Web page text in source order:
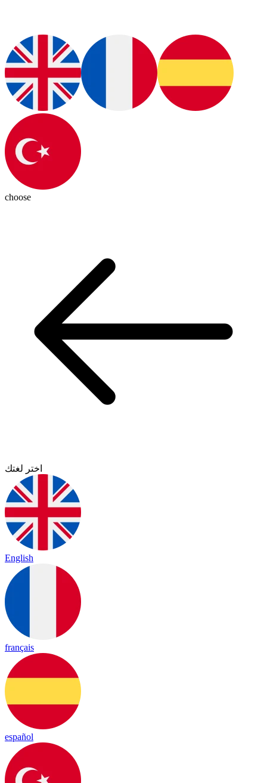
choose
اختر لغتك
English
français
español